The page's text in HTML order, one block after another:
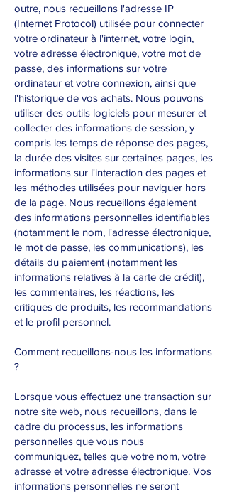
outre, nous recueillons l'adresse IP
(Internet Protocol) utilisée pour connecter
votre ordinateur à l'internet, votre login,
votre adresse électronique, votre mot de
passe, des informations sur votre
ordinateur et votre connexion, ainsi que
l'historique de vos achats. Nous pouvons
utiliser des outils logiciels pour mesurer et
collecter des informations de session, y
compris les temps de réponse des pages,
la durée des visites sur certaines pages, les
informations sur l'interaction des pages et
les méthodes utilisées pour naviguer hors
de la page. Nous recueillons également
des informations personnelles identifiables
(notamment le nom, l'adresse électronique,
le mot de passe, les communications), les
détails du paiement (notamment les
informations relatives à la carte de crédit),
les commentaires, les réactions, les
critiques de produits, les recommandations
et le profil personnel.
Comment recueillons-nous les informations
?
Lorsque vous effectuez une transaction sur
notre site web, nous recueillons, dans le
cadre du processus, les informations
personnelles que vous nous
communiquez, telles que votre nom, votre
adresse et votre adresse électronique. Vos
informations personnelles ne seront